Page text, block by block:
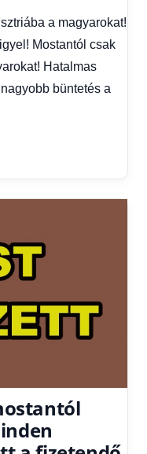
,
a magyarokat!
Mostantól csak
Hatalmas
büntetés a